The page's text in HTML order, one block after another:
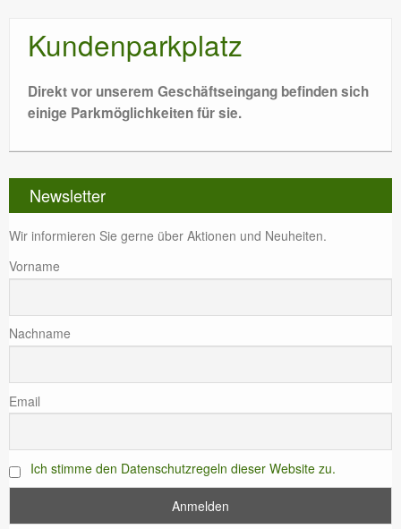
TRENDS
AKTIVITÄTEN
WERKSTATT
Kundenparkplatz
Direkt vor unserem Geschäftseingang befinden sich
einige Parkmöglichkeiten für sie.
Newsletter
Wir informieren Sie gerne über Aktionen und Neuheiten.
Vorname
Nachname
Email
Ich stimme den Datenschutzregeln dieser Website zu.